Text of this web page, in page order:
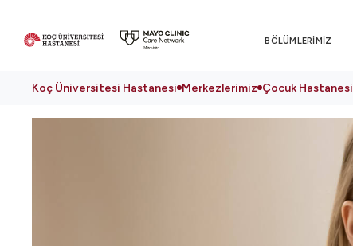
BÖLÜMLERİMİZ
Koç Üniversitesi Hastanesi Merkezlerimiz Çocuk Hastanesi